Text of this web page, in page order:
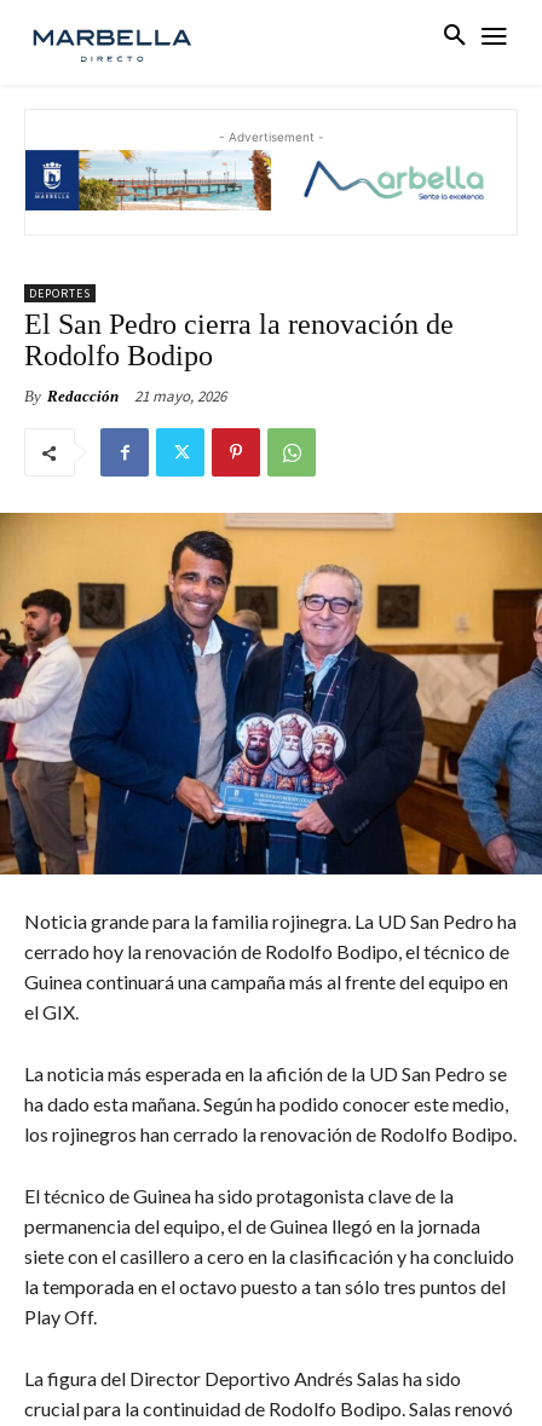
- Advertisement -
DEPORTES
El San Pedro cierra la renovación de
Rodolfo Bodipo
By Redacción 21 mayo, 2026
Noticia grande para la familia rojinegra. La UD San Pedro ha
cerrado hoy la renovación de Rodolfo Bodipo, el técnico de
Guinea continuará una campaña más al frente del equipo en
el GIX.
La noticia más esperada en la afición de la UD San Pedro se
ha dado esta mañana. Según ha podido conocer este medio,
los rojinegros han cerrado la renovación de Rodolfo Bodipo.
El técnico de Guinea ha sido protagonista clave de la
permanencia del equipo, el de Guinea llegó en la jornada
siete con el casillero a cero en la clasificación y ha concluido
la temporada en el octavo puesto a tan sólo tres puntos del
Play Off.
La figura del Director Deportivo Andrés Salas ha sido
crucial para la continuidad de Rodolfo Bodipo. Salas renovó